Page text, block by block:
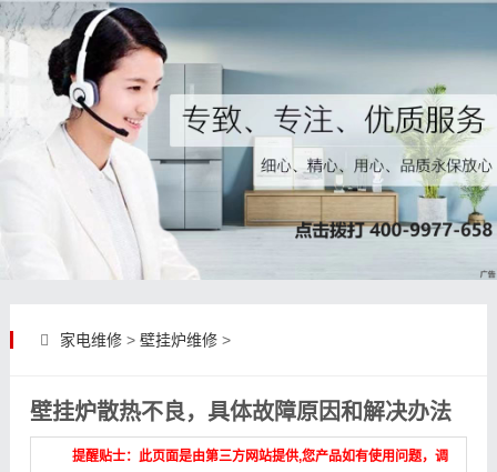
家电维修> 壁挂炉维修>
壁挂炉散热不良，具体故障原因和解决办法
提醒贴士：此页面是由第三方网站提供,您产品如有使用问题，调